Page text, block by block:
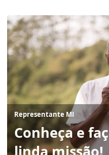
Representante MI
Conheça e
linda missão!